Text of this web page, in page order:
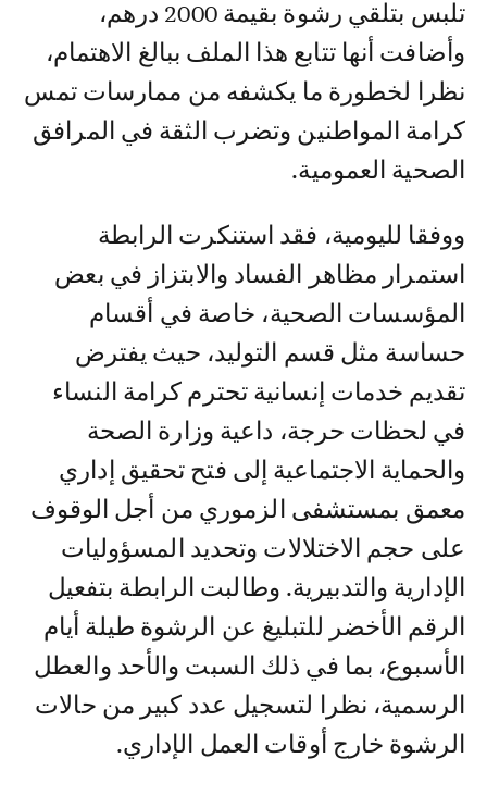
تلبس بتلقي رشوة بقيمة 2000 درهم،
وأضافت أنها تتابع هذا الملف ببالغ الاهتمام،
نظرا لخطورة ما يكشفه من ممارسات تمس
كرامة المواطنين وتضرب الثقة في المرافق
الصحية العمومية.
ووفقا لليومية، فقد استنكرت الرابطة
استمرار مظاهر الفساد والابتزاز في بعض
المؤسسات الصحية، خاصة في أقسام
حساسة مثل قسم التوليد، حيث يفترض
تقديم خدمات إنسانية تحترم كرامة النساء
في لحظات حرجة، داعية وزارة الصحة
والحماية الاجتماعية إلى فتح تحقيق إداري
معمق بمستشفى الزموري من أجل الوقوف
على حجم الاختلالات وتحديد المسؤوليات
الإدارية والتدبيرية. وطالبت الرابطة بتفعيل
الرقم الأخضر للتبليغ عن الرشوة طيلة أيام
الأسبوع، بما في ذلك السبت والأحد والعطل
الرسمية، نظرا لتسجيل عدد كبير من حالات
الرشوة خارج أوقات العمل الإداري.